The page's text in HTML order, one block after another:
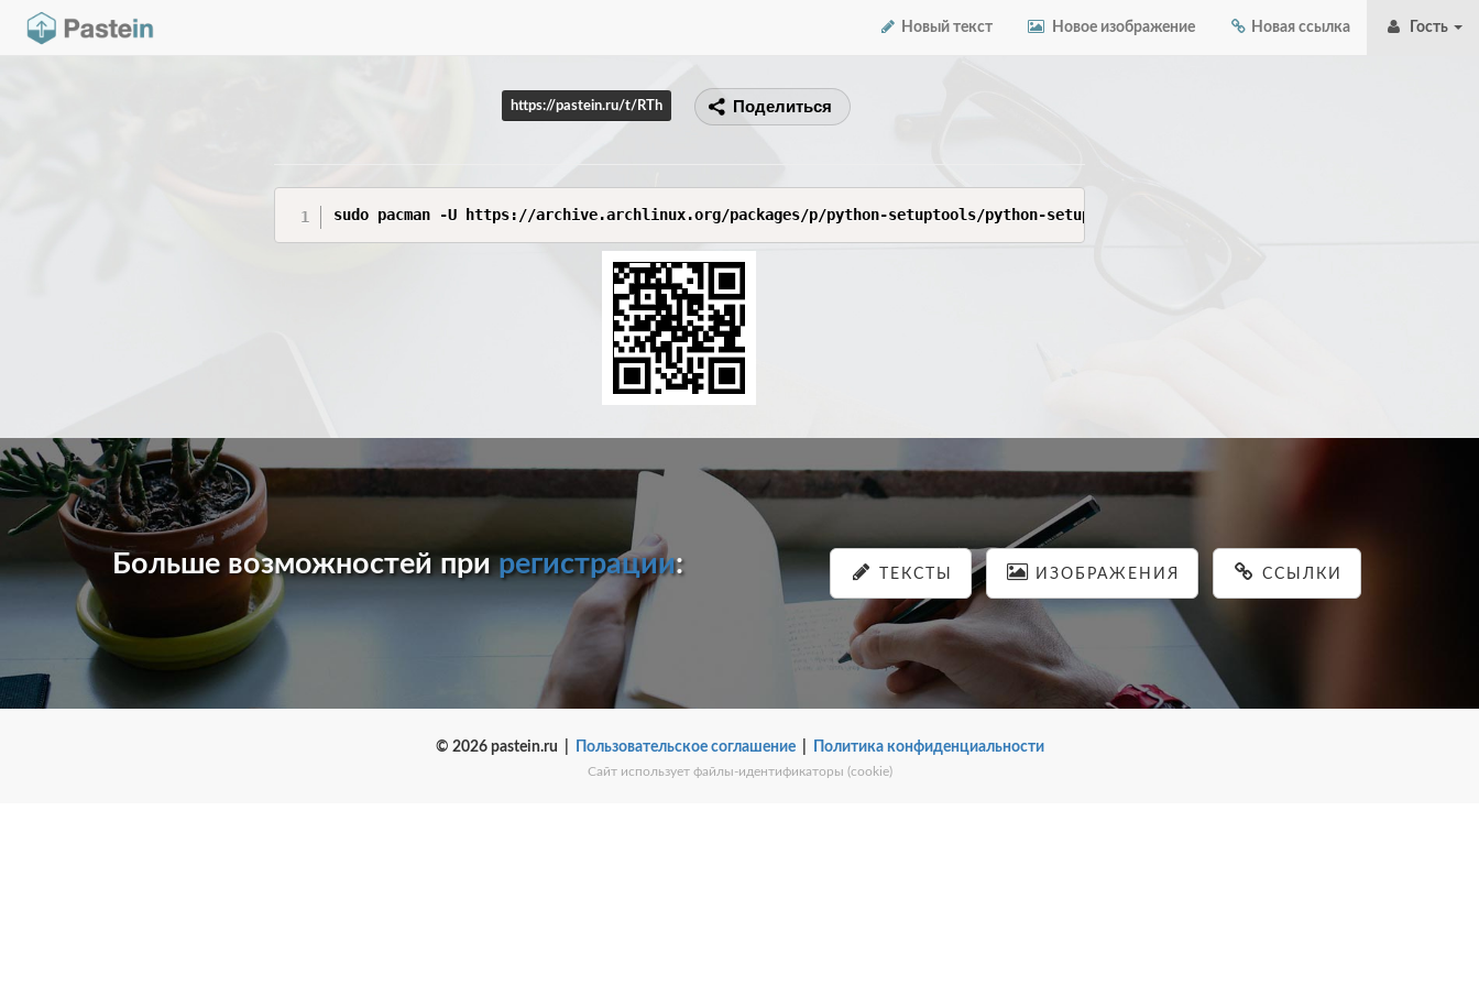
Новый текст Новое изображение Новая ссылка Гость
https://pastein.ru/t/RTh Поделиться
sudo pacman -U https://archive.archlinux.org/packages/p/python-setuptools/python-setuptools-1%3A80.9.0-2-any.pkg.tar.zst
Больше возможностей прирегистрации: ТЕКСТЫ ИЗОБРАЖЕНИЯ ССЫЛКИ
© 2026 pastein.ru | Пользовательское соглашение| Политика конфиденциальности
Сайт использует файлы-идентификаторы (cookie)